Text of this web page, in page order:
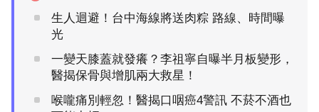
生人迴避！台中海線將送肉粽 路線、時間曝
光
一變天膝蓋就發癢？李祖寧自曝半月板變形，
醫揭保骨與增肌兩大救星！
喉嚨痛別輕忽！醫揭口咽癌4警訊 不菸不酒也